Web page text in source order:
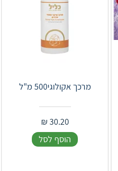
מרכך אקולוגי500 מ"ל
30.20
₪
הוסף לסל